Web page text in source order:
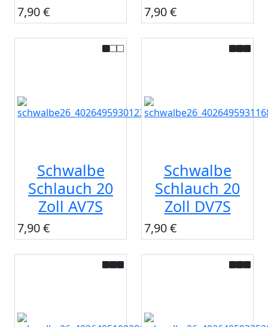
7,90 € 7,90 €
Schwalbe
Schlauch 20
Zoll AV7S
7,90 €
Schwalbe
Schlauch 20
Zoll DV7S
7,90 €